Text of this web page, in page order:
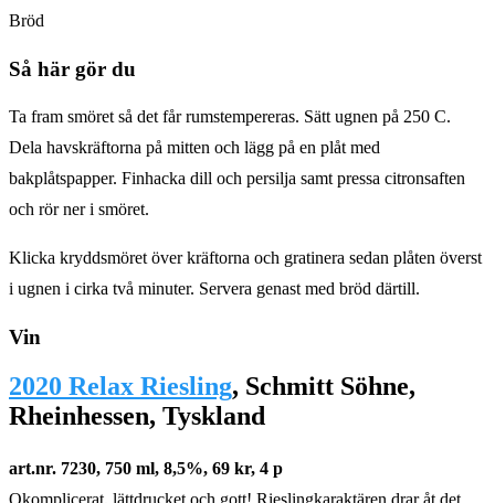
Bröd
Så här gör du
Ta fram smöret så det får rumstempereras. Sätt ugnen på 250 C.
Dela havskräftorna på mitten och lägg på en plåt med
bakplåtspapper. Finhacka dill och persilja samt pressa citronsaften
och rör ner i smöret.
Klicka kryddsmöret över kräftorna och gratinera sedan plåten överst
i ugnen i cirka två minuter. Servera genast med bröd därtill.
Vin
2020 Relax Riesling, Schmitt Söhne,
Rheinhessen, Tyskland
art.nr. 7230, 750 ml, 8,5%, 69 kr, 4 p
Okomplicerat, lättdrucket och gott! Rieslingkaraktären drar åt det